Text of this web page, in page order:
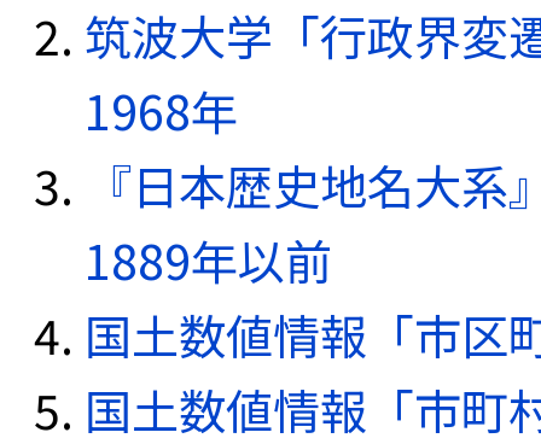
筑波大学「行政界変
1968年
『日本歴史地名大
1889年以前
国土数値情報「市区
国土数値情報「市町